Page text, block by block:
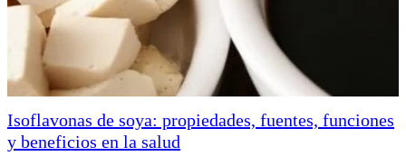
Isoflavonas de soya: propiedades, fuentes, funciones
y beneficios en la salud